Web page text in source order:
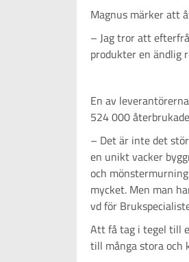
Magnus märker att
– Jag tror att
produkter en ändlig
En av
524 000
– Det är inte det
en unikt vacker
och
mycket. Men man
vd för
Att få tag i tegel till
till många stora och